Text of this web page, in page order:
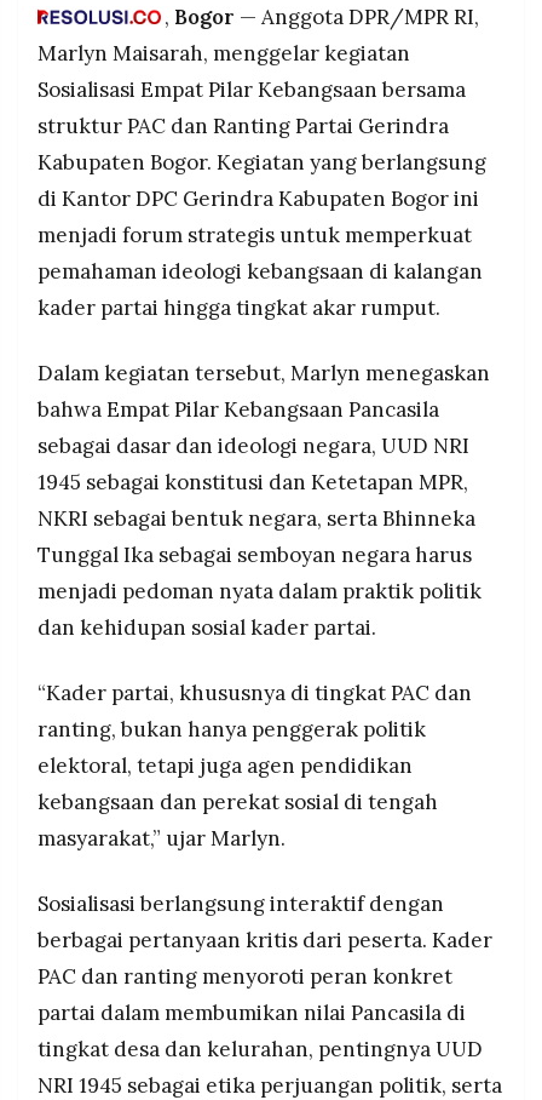
PT.
MEDIA
PRAMUDITA
©
-
PT.
MEDIA
Gerindra Kabupaten Bogor untuk memperkuat
ideologi bangsa, agen pendidikan kebangsaan,
serta menjadikan Empat Pilar sebagai etika
politik, bukan sekadar hafalan.
Kader mendorong agar sosialisasi tidak berhenti
ideologis berkelanjutan, sementara MPR RI
menegaskan komitmen penguatan pendidikan
kebangsaan yang sistematis.
, Bogor — Anggota DPR/MPR RI,
Marlyn Maisarah, menggelar kegiatan
Sosialisasi Empat Pilar Kebangsaan bersama
struktur PAC dan Ranting Partai Gerindra
Kabupaten Bogor. Kegiatan yang berlangsung
di Kantor DPC Gerindra Kabupaten Bogor ini
menjadi forum strategis untuk memperkuat
pemahaman ideologi kebangsaan di kalangan
kader partai hingga tingkat akar rumput.
Dalam kegiatan tersebut, Marlyn menegaskan
bahwa Empat Pilar Kebangsaan Pancasila
sebagai dasar dan ideologi negara, UUD NRI
1945 sebagai konstitusi dan Ketetapan MPR,
NKRI sebagai bentuk negara, serta Bhinneka
Tunggal Ika sebagai semboyan negara harus
menjadi pedoman nyata dalam praktik politik
dan kehidupan sosial kader partai.
“Kader partai, khususnya di tingkat PAC dan
ranting, bukan hanya penggerak politik
elektoral, tetapi juga agen pendidikan
kebangsaan dan perekat sosial di tengah
masyarakat,” ujar Marlyn.
Sosialisasi berlangsung interaktif dengan
berbagai pertanyaan kritis dari peserta. Kader
PAC dan ranting menyoroti peran konkret
partai dalam membumikan nilai Pancasila di
tingkat desa dan kelurahan, pentingnya UUD
NRI 1945 sebagai etika perjuangan politik, serta